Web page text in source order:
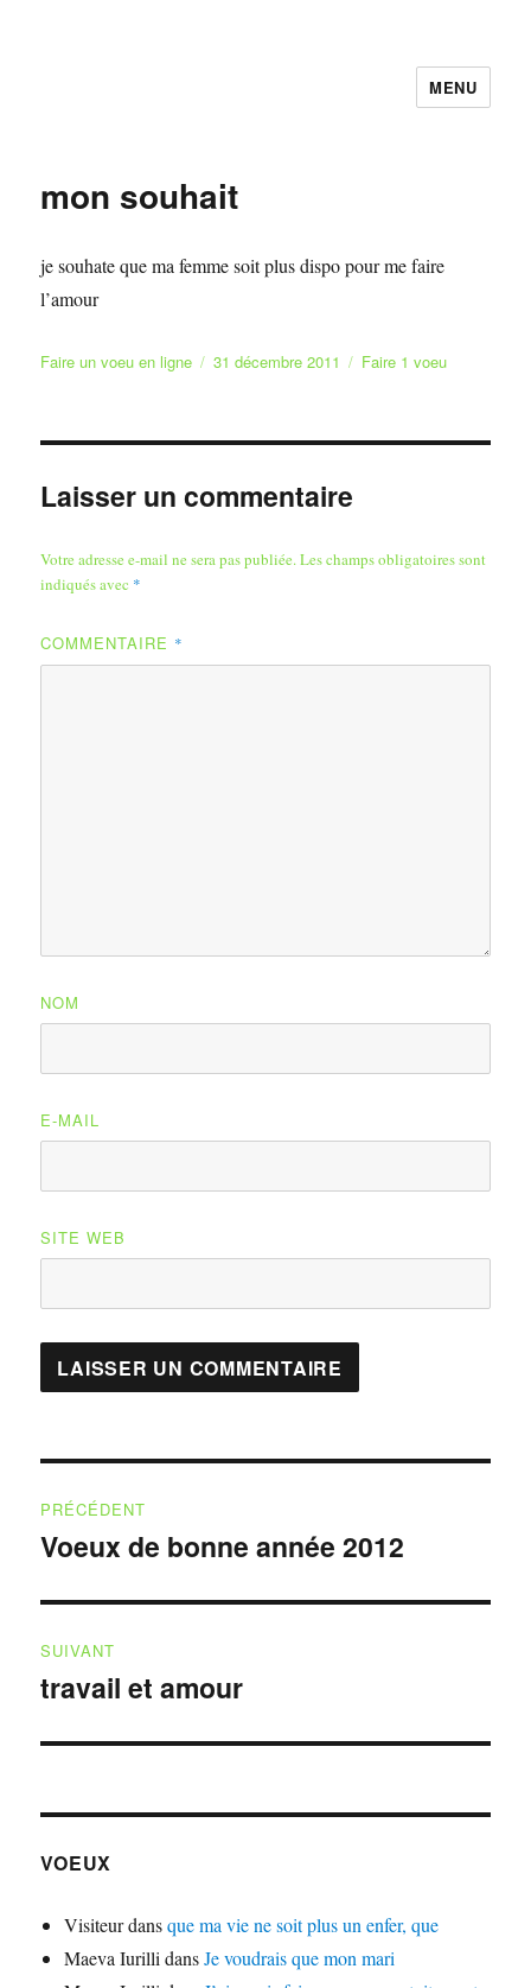
Faire et Ecrire un voeu gratuitement
MENU
mon souhait
je souhate que ma femme soit plus dispo pour me faire
l’amour
Auteur
Faire un voeu en ligne
Publié
31 décembre 2011 Catégories
Faire 1 voeu
Laisser un commentaire
Votre adresse e-mail ne sera pas publiée.Les champs obligatoires sont
indiqués avec *
COMMENTAIRE *
NOM
E-MAIL
SITE WEB
de
PRÉCÉDENT
Publication
Voeux de bonne année 2012
SUIVANT
Publication
travail et amour
VOEUX
Visiteurdansque ma vie ne soit plus un enfer, que
Maeva Iurilli dansJe voudrais que mon mari